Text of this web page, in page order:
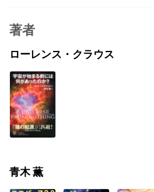
著者
ローレンス・クラウス
青木 薫